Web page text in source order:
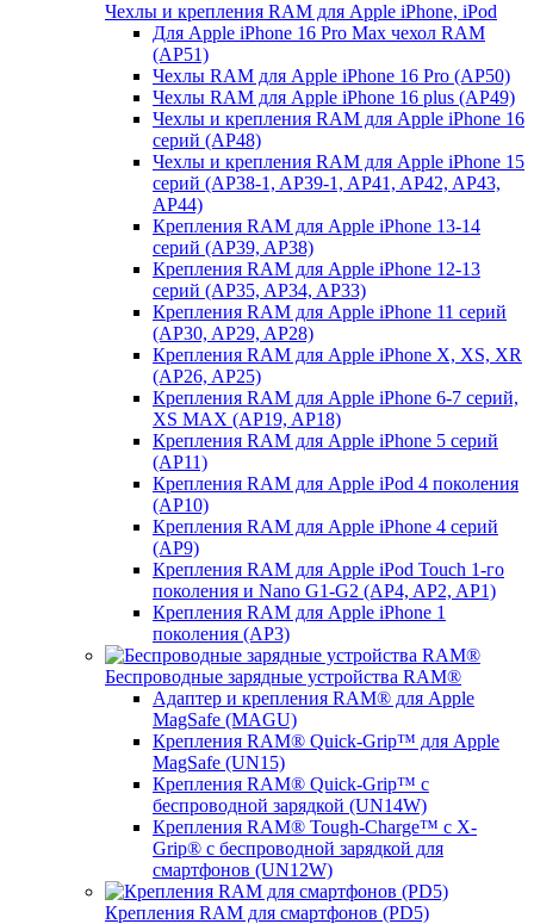
Чехлы и крепления RAM для Apple iPhone, iPod
Для Apple iPhone 16 Pro Max чехол RAM
(AP51)
Чехлы RAM для Apple iPhone 16 Pro (AP50)
Чехлы RAM для Apple iPhone 16 plus (AP49)
Чехлы и крепления RAM для Apple iPhone 16
серий (AP48)
Чехлы и крепления RAM для Apple iPhone 15
серий (AP38-1, AP39-1, AP41, AP42, AP43,
AP44)
Крепления RAM для Apple iPhone 13-14
серий (AP39, AP38)
Крепления RAM для Apple iPhone 12-13
серий (AP35, AP34, AP33)
Крепления RAM для Apple iPhone 11 серий
(AP30, AP29, AP28)
Крепления RAM для Apple iPhone X, XS, XR
(AP26, AP25)
Крепления RAM для Apple iPhone 6-7 серий,
XS MAX (AP19, AP18)
Крепления RAM для Apple iPhone 5 серий
(AP11)
Крепления RAM для Apple iPod 4 поколения
(AP10)
Крепления RAM для Apple iPhone 4 серий
(AP9)
Крепления RAM для Apple iPod Touch 1-го
поколения и Nano G1-G2 (AP4, AP2, AP1)
Крепления RAM для Apple iPhone 1
поколения (AP3)
Беспроводные зарядные устройства RAM®
Адаптер и крепления RAM® для Apple
MagSafe (MAGU)
Крепления RAM® Quick-Grip™ для Apple
MagSafe (UN15)
Крепления RAM® Quick-Grip™ с
беспроводной зарядкой (UN14W)
Крепления RAM® Tough-Charge™ с X-
Grip® с беспроводной зарядкой для
смартфонов (UN12W)
Крепления RAM для смартфонов (PD5)